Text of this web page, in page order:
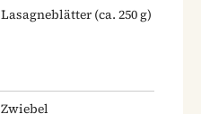
Lasagneblätter (ca. 250 g)
Zwiebel